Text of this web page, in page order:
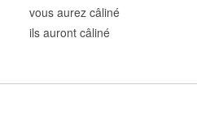
vous aurez câliné
ils auront câliné